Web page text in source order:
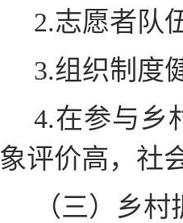
2.志愿者队
3.组织制度
4.在参与乡
象评价高，社
（三）乡